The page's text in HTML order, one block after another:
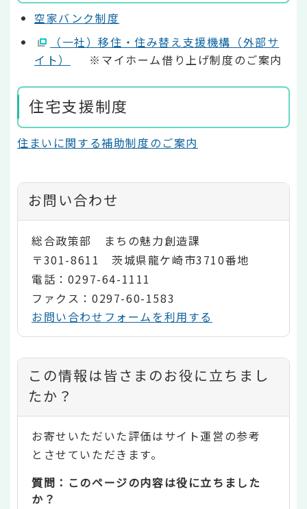
空家バンク制度
（一社）移住・住み替え支援機構（外部サ
イト）
※マイホーム借り上げ制度のご案内
住宅支援制度
住まいに関する補助制度のご案内
お問い合わせ
総合政策部 まちの魅力創造課
〒301-8611 茨城県龍ケ崎市3710番地
電話：0297-64-1111
ファクス：0297-60-1583
お問い合わせフォームを利用する
コ
ン
テ
ン
ツ
評
この情報は皆さまのお役に立ちまし
たか？
お寄せいただいた評価はサイト運営の参考
とさせていただきます。
質問：このページの内容は役に立ちました
か？